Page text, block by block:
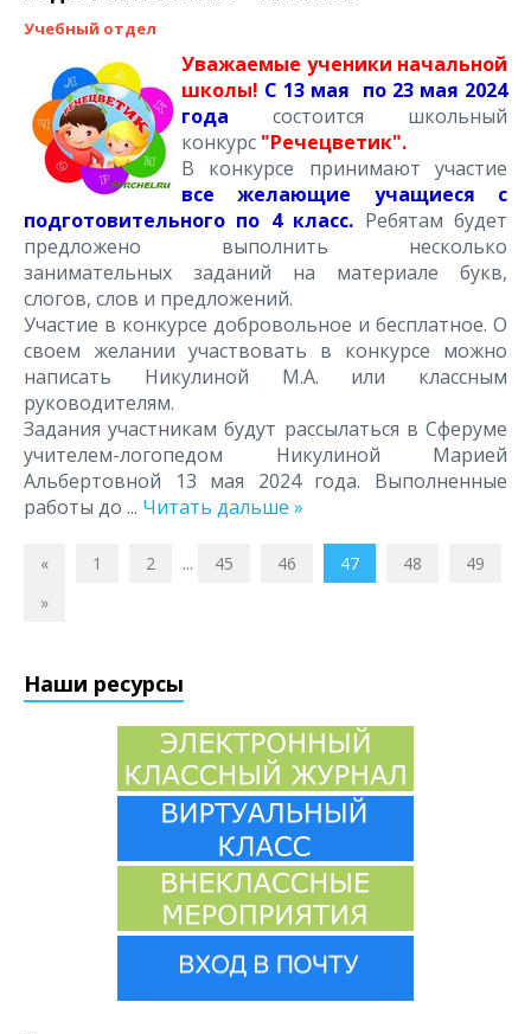
Учебный отдел
Уважаемые ученики начальной
школы! С 13 мая по 23 мая 2024
года
состоится школьный
конкурс "Речецветик".
В конкурсе принимают участие
все желающие учащиеся с
подготовительного по 4 класс. Ребятам будет
предложено выполнить несколько
занимательных заданий на материале букв,
слогов, слов и предложений.
Участие в конкурсе добровольное и бесплатное. О
своем желании участвовать в конкурсе можно
написать Никулиной М.А. или классным
руководителям.
Задания участникам будут рассылаться в Сферуме
учителем-логопедом Никулиной Марией
Альбертовной 13 мая 2024 года. Выполненные
работы до ... Читать дальше »
« 1 2 ... 45 46 47 48
49
»
Наши ресурсы